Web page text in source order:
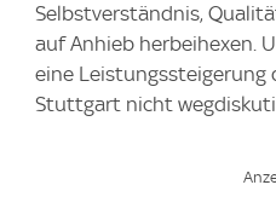
Selbstverständnis,
auf Anhieb herbeihexen.
eine Leistungssteigerung
Stuttgart nicht